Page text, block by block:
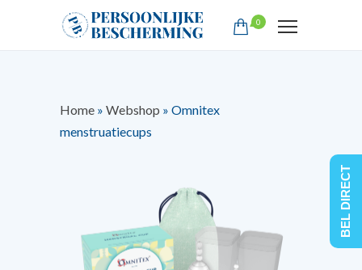
0
Home » Webshop » Omnitex
menstruatiecups
BEL DIRECT